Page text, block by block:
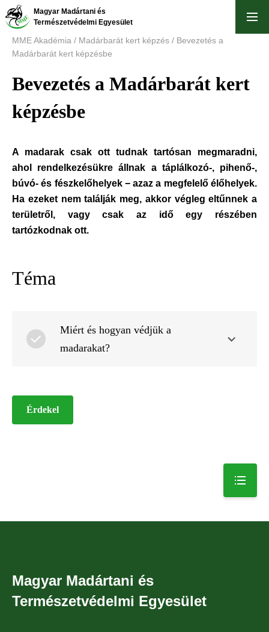
Ugrás
tartalomra
Magyar Madártani és
Természetvédelmi Egyesület
MME Akadémia / Madárbarát kert képzés / Bevezetés a
Madárbarát kert képzésbe
Bevezetés a Madárbarát kert
képzésbe
A madarak csak ott tudnak tartósan megmaradni,
ahol rendelkezésükre állnak a táplálkozó-, pihenő-,
búvó- és fészkelőhelyek − azaz a megfelelő élőhelyek.
Ha ezeket nem találják meg, akkor végleg eltűnnek a
területről, vagy csak az idő egy részében
tartózkodnak ott.
Téma
Miért és hogyan védjük a
madarakat?
Érdekel
Magyar Madártani és
Természetvédelmi Egyesület